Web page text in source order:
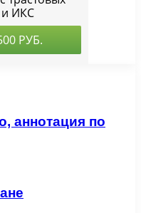
аннотация по